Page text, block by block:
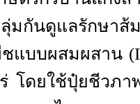
มกันดูแลรักษาส้
แบบผสมผสาน
โดยใช้ปุ๋ยชีวภ